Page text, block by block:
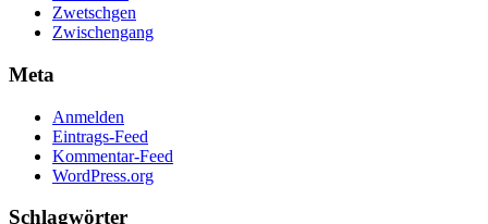
Zwetschgen
Zwischengang
Meta
Anmelden
Eintrags-Feed
Kommentar-Feed
WordPress.org
Schlagwörter